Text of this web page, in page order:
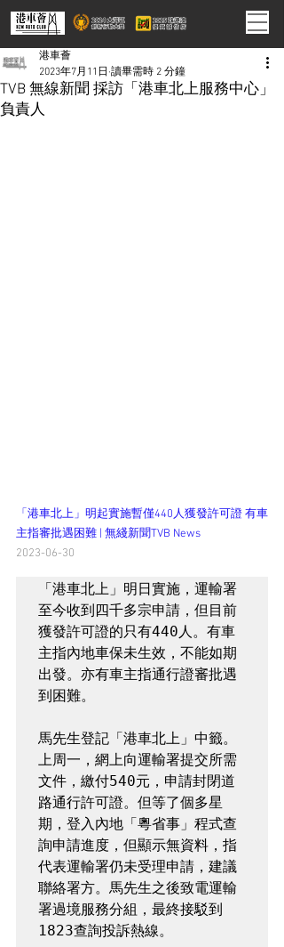
TVB 無線新聞 採訪「港車北上服務中心」
負責人
港車薈
2023年7月11日 讀畢需時 2 分鐘
「港車北上」明起實施暫僅440人獲發許可證 有車
主指審批遇困難 | 無綫新聞TVB News
2023-06-30
「港車北上」明日實施，運輸署
至今收到四千多宗申請，但目前
獲發許可證的只有440人。有車
主指內地車保未生效，不能如期
出發。亦有車主指通行證審批遇
到困難。
馬先生登記「港車北上」中籤。
上周一，網上向運輸署提交所需
文件，繳付540元，申請封閉道
路通行許可證。但等了個多星
期，登入內地「粵省事」程式查
詢申請進度，但顯示無資料，指
代表運輸署仍未受理申請，建議
聯絡署方。馬先生之後致電運輸
署過境服務分組，最終接駁到
1823查詢投訴熱線。